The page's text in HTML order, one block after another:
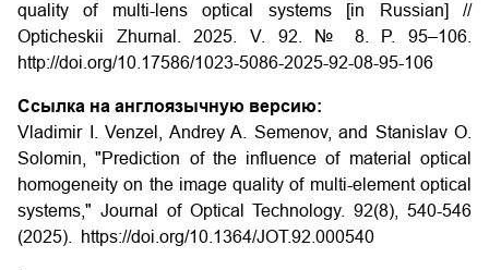
quality of multi-lens optical systems [in Russian] //
Opticheskii Zhurnal. 2025. V. 92. № 8. P. 95–106.
http://doi.org/10.17586/1023-5086-2025-92-08-95-106
Ссылка на англоязычную версию:
Vladimir I. Venzel, Andrey A. Semenov, and Stanislav O.
Solomin, "Prediction of the influence of material optical
homogeneity on the image quality of multi-element optical
systems," Journal of Optical Technology. 92(8), 540-546
(2025).
https://doi.org/10.1364/JOT.92.000540